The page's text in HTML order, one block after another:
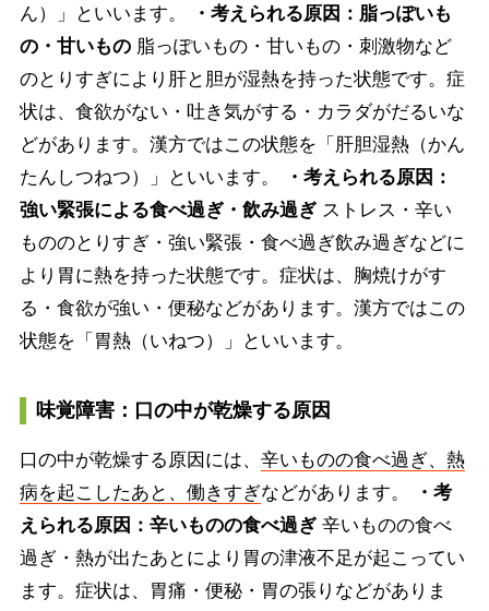
ん）」といいます。
・考えられる原因：脂っぽいも
の・甘いもの脂っぽいもの・甘いもの・刺激物など
のとりすぎにより肝と胆が湿熱を持った状態です。症
状は、食欲がない・吐き気がする・カラダがだるいな
どがあります。漢方ではこの状態を「肝胆湿熱（かん
たんしつねつ）」といいます。
・考えられる原因：
強い緊張による食べ過ぎ・飲み過ぎストレス・辛い
もののとりすぎ・強い緊張・食べ過ぎ飲み過ぎなどに
より胃に熱を持った状態です。症状は、胸焼けがす
る・食欲が強い・便秘などがあります。漢方ではこの
状態を「胃熱（いねつ）」といいます。
味覚障害：口の中が乾燥する原因
口の中が乾燥する原因には、 辛いものの食べ過ぎ、熱
病を起こしたあと、働きすぎなどがあります。
・考
えられる原因：辛いものの食べ過ぎ辛いものの食べ
過ぎ・熱が出たあとにより胃の津液不足が起こってい
ます。症状は、胃痛・便秘・胃の張りなどがありま